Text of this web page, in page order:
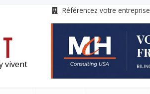
Référencez votre entreprise
vivent